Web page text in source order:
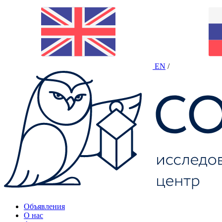
EN /
Объявления
О нас